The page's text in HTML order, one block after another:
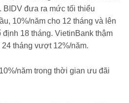
BIDV đưa ra mức tối thiểu
10%/năm cho 12 tháng và lên
18 tháng. VietinBank thậm
tháng vượt 12%/năm.